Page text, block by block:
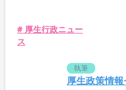
# 厚生行政ニュー
ス
執筆
厚生政策情